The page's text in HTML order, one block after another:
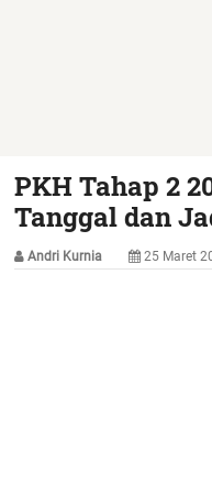
PKH Tahap 2
Tanggal dan
Andri Kurnia 25 Maret